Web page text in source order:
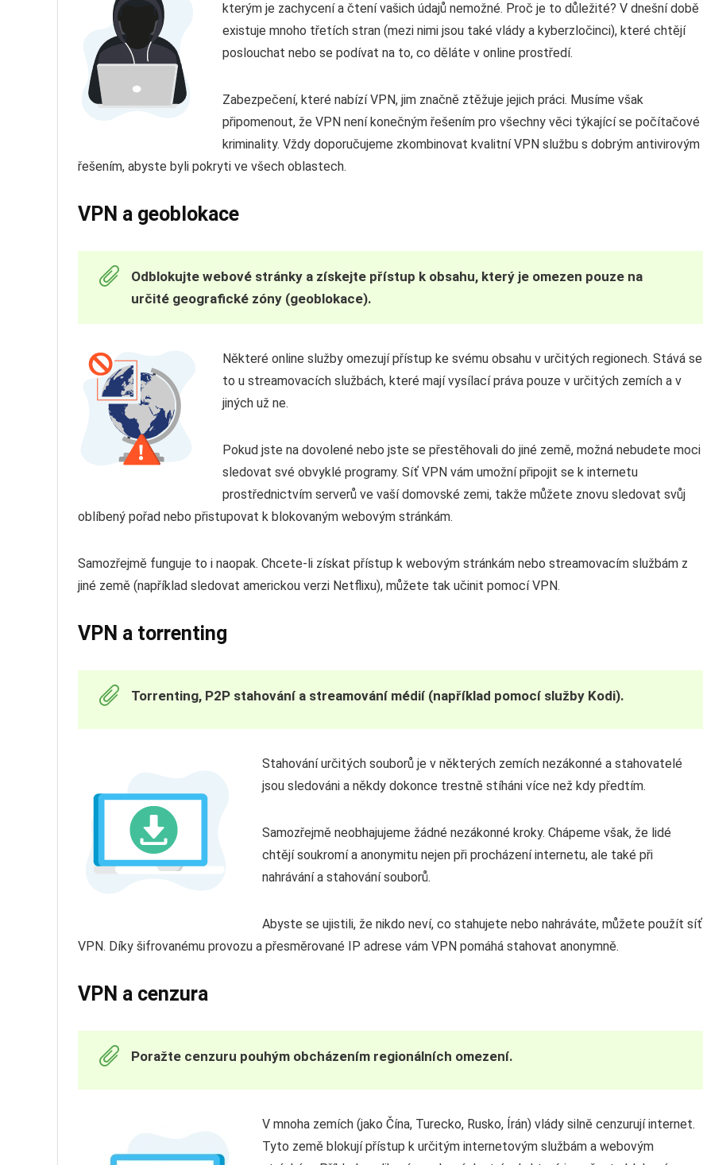
kterým je zachycení a čtení vašich údajů nemožné. Proč je to důležité? V dnešní době
existuje mnoho třetích stran (mezi nimi jsou také vlády a kyberzločinci), které chtějí
poslouchat nebo se podívat na to, co děláte v online prostředí.
Zabezpečení, které nabízí VPN, jim značně ztěžuje jejich práci. Musíme však
připomenout, že VPN není konečným řešením pro všechny věci týkající se počítačové
kriminality. Vždy doporučujeme zkombinovat kvalitní VPN službu s dobrým antivirovým
řešením, abyste byli pokryti ve všech oblastech.
VPN a geoblokace
Odblokujte webové stránky a získejte přístup k obsahu, který je omezen pouze na
určité geografické zóny (geoblokace).
Některé online služby omezují přístup ke svému obsahu v určitých regionech. Stává se
to u streamovacích službách, které mají vysílací práva pouze v určitých zemích a v
jiných už ne.
Pokud jste na dovolené nebo jste se přestěhovali do jiné země, možná nebudete moci
sledovat své obvyklé programy. Síť VPN vám umožní připojit se k internetu
prostřednictvím serverů ve vaší domovské zemi, takže můžete znovu sledovat svůj
oblíbený pořad nebo přistupovat k blokovaným webovým stránkám.
Samozřejmě funguje to i naopak. Chcete-li získat přístup k webovým stránkám nebo streamovacím službám z
jiné země (například sledovat americkou verzi Netflixu), můžete tak učinit pomocí VPN.
VPN a torrenting
Torrenting, P2P stahování a streamování médií (například pomocí služby Kodi).
Stahování určitých souborů je v některých zemích nezákonné a stahovatelé
jsou sledováni a někdy dokonce trestně stíháni více než kdy předtím.
Samozřejmě neobhajujeme žádné nezákonné kroky. Chápeme však, že lidé
chtějí soukromí a anonymitu nejen při procházení internetu, ale také při
nahrávání a stahování souborů.
Abyste se ujistili, že nikdo neví, co stahujete nebo nahráváte, můžete použít síť
VPN. Díky šifrovanému provozu a přesměrované IP adrese vám VPN pomáhá stahovat anonymně.
VPN a cenzura
Poražte cenzuru pouhým obcházením regionálních omezení.
V mnoha zemích (jako Čína, Turecko, Rusko, Írán) vlády silně cenzurují internet.
Tyto země blokují přístup k určitým internetovým službám a webovým